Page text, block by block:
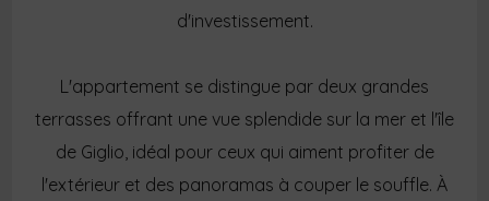
d'investissement.
L'appartement se distingue par deux grandes
terrasses offrant une vue splendide sur la mer et l'île
de Giglio, idéal pour ceux qui aiment profiter de
l'extérieur et des panoramas à couper le souffle. À